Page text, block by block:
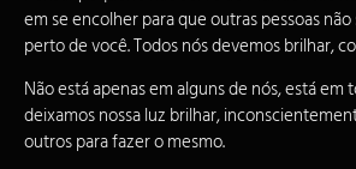
em se encolher para que outras pessoas
perto de você. Todos nós devemos brilhar,
Não está apenas em alguns de nós, está em
deixamos nossa luz brilhar,
outros para fazer o mesmo.